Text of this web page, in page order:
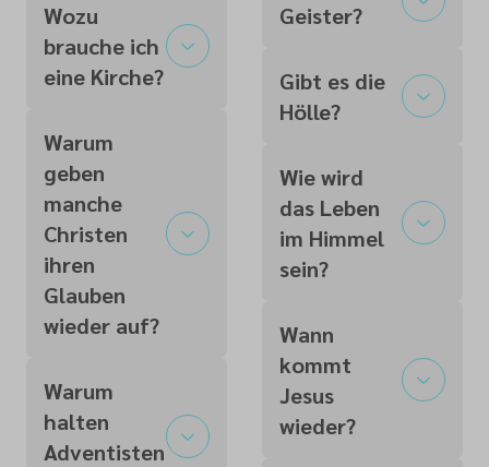
Wozu
brauche ich
eine Kirche?
Warum
geben
manche
Christen
ihren
Glauben
wieder auf?
Warum
halten
Adventisten
Geister?
Gibt es die
Hölle?
Wie wird
das Leben
im Himmel
sein?
Wann
kommt
Jesus
wieder?